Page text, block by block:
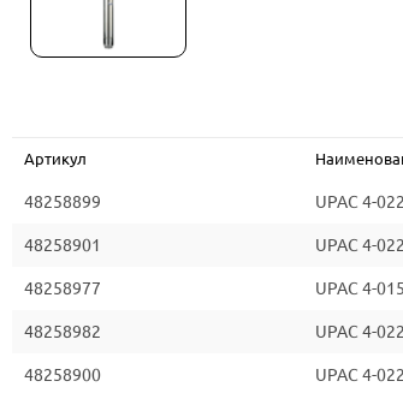
Артикул
48258899 UPAC 4-
48258901 UPAC 4-
48258977 UPAC 4-
48258982 UPAC 4-
48258900 UPAC 4-